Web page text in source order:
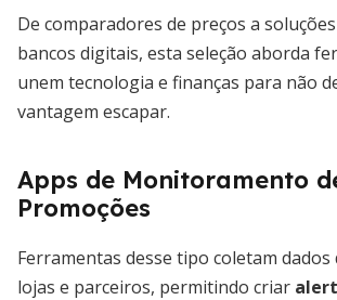
De comparadores de preços a
bancos digitais, esta seleção aborda
unem tecnologia e finanças para não
vantagem escapar.
Apps de Monitoramento
Promoções
Ferramentas desse tipo coletam dados
lojas e parceiros, permitindo criar